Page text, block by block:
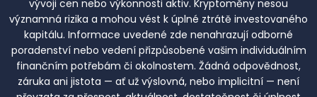
vývoji cen nebo výkonnosti aktiv. Kryptoměny nesou
významná rizika a mohou vést k úplné ztrátě investovaného
kapitálu. Informace uvedené zde nenahrazují odborné
poradenství nebo vedení přizpůsobené vašim individuálním
finančním potřebám či okolnostem. Žádná odpovědnost,
záruka ani jistota — ať už výslovná, nebo implicitní — není